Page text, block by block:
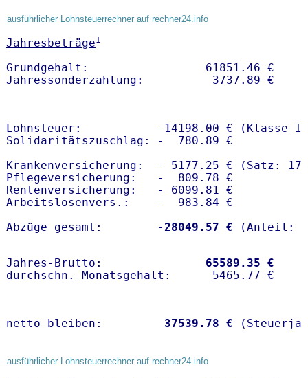
ausführlicher Lohnsteuerrechner auf rechner24.info
Jahresbeträge1
Grundgehalt:                 61851.46 €
Lohnsteuer:           -14198.00 € (Klasse I)
Solidaritätszuschlag: -  780.89 €
Krankenversicherung:  - 5177.25 € (Satz:
Pflegeversicherung:   -  809.78 €
Rentenversicherung:   - 6099.81 €
Arbeitslosenvers.:    -  983.84 €
Abzüge gesamt:        -28049.57 €
Jahres-Brutto: 65589.35 €
netto bleiben: 37539.78 €
ausführlicher Lohnsteuerrechner auf rechner24.info